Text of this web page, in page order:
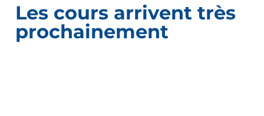
Les cours arrivent très
prochainement